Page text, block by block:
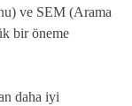
ve SEM (Arama
bir öneme
daha iyi